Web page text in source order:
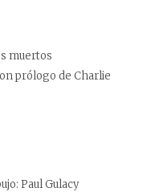
muertos
prólogo de Charlie
Paul Gulacy